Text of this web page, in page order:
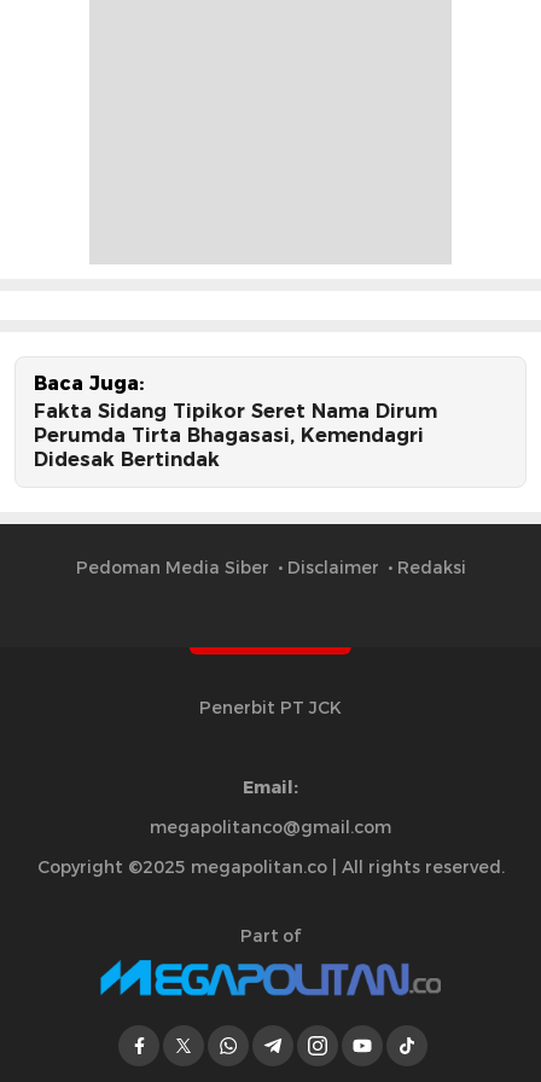
Baca Juga:
Fakta Sidang Tipikor Seret Nama Dirum
Perumda Tirta Bhagasasi, Kemendagri
Didesak Bertindak
Pedoman Media Siber Disclaimer Redaksi
Penerbit PT JCK
Email:
megapolitanco@gmail.com
Copyright ©2025 megapolitan.co | All rights reserved.
Part of